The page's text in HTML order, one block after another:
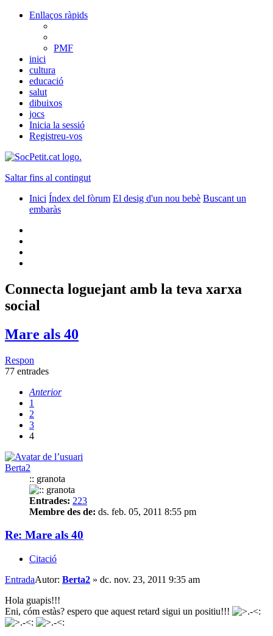
Enllaços ràpids
PMF
inici
cultura
educació
salut
dibuixos
jocs
Inicia la sessió
Registreu-vos
Saltar fins al contingut
Inici Índex del fòrum El desig d'un nou bebè Buscant un
embaràs
Connecta loguejant amb la teva xarxa
social
Mare als 40
Respon
77 entrades
Anterior
1
2
3
4
Berta2
:: granota
Entrades: 223
Membre des de: ds. feb. 05, 2011 8:55 pm
Re: Mare als 40
Citació
EntradaAutor: Berta2 » dc. nov. 23, 2011 9:35 am
Hola guapis!!!
Eni, cóm estàs? espero que aquest retard sigui un positiu!!!